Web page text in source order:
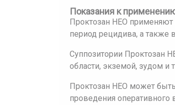
Показания к
Проктозан НЕО
период рецидива, а также
Суппозитории Проктозан
области, экземой, зудом и
Проктозан НЕО может
проведения оперативного